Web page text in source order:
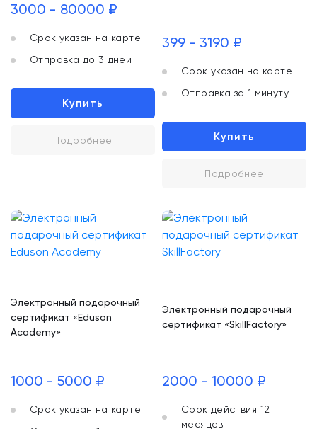
3000 - 80000 ₽
Срок указан на карте
Отправка до 3 дней
Купить
Подробнее
399 - 3190 ₽
Срок указан на карте
Отправка за 1 минуту
Купить
Подробнее
Электронный подарочный
сертификат «Eduson
Academy»
1000 - 5000 ₽
Срок указан на карте
Электронный подарочный
сертификат «SkillFactory»
2000 - 10000 ₽
Срок действия 12
месяцев